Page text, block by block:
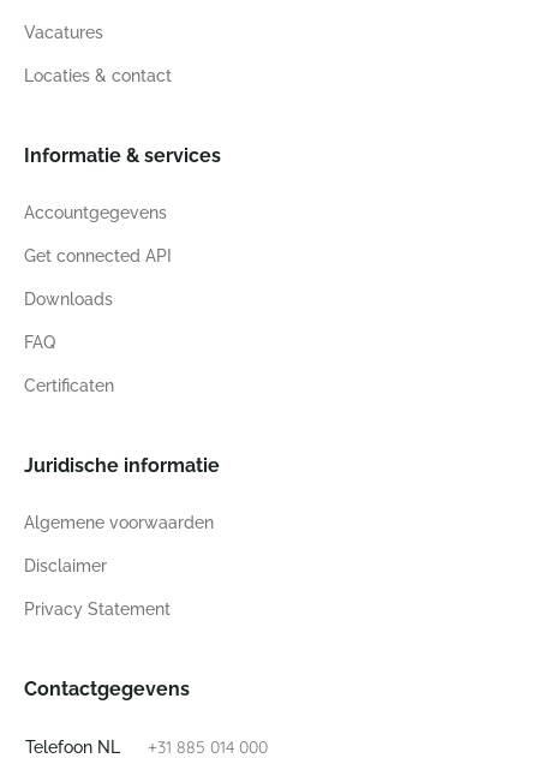
Vacatures
Locaties & contact
Informatie & services
Accountgegevens
Get connected API
Downloads
FAQ
Certificaten
Juridische informatie
Algemene voorwaarden
Disclaimer
Privacy Statement
Contactgegevens
Telefoon NL +31 885 014 000